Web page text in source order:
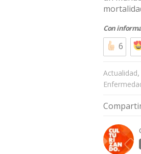
Con
6
Actualidad,